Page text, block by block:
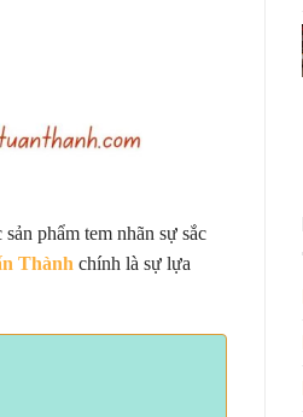
phẩm tem nhãn sự sắc
Thành chính là sự lựa